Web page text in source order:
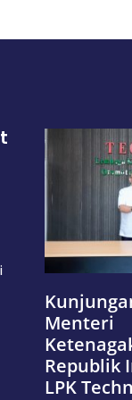
Menteri
Republik
LPK